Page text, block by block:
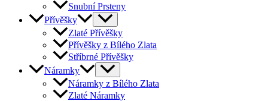
Snubní Prsteny
Přívěšky
Zlaté Přívěšky
Přívěšky z Bílého Zlata
Stříbrné Přívěšky
Náramky
Náramky z Bílého Zlata
Zlaté Náramky